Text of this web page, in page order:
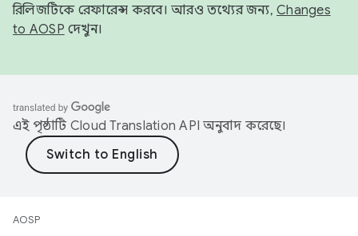
রিলিজটিকে রেফারেন্স করবে। আরও তথ্যের জন্য, Changes
to AOSP দেখুন।
এই পৃষ্ঠাটি Cloud Translation API অনুবাদ করেছে।
AOSP